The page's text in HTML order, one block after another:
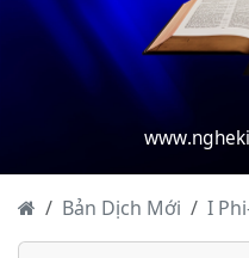
Bản Dịch Mới I